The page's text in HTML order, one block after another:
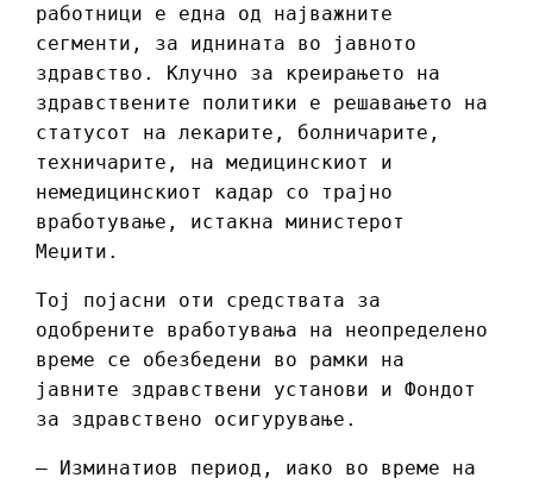
работници е една од најважните
сегменти, за иднината во јавното
здравство. Клучно за креирањето на
здравствените политики е решавањето на
статусот на лекарите, болничарите,
техничарите, на медицинскиот и
немедицинскиот кадар со трајно
вработување, истакна министерот
Меџити.
Тој појасни оти средствата за
одобрените вработувања на неопределено
време се обезбедени во рамки на
јавните здравствени установи и Фондот
за здравствено осигурување.
– Изминатиов период, иако во време на